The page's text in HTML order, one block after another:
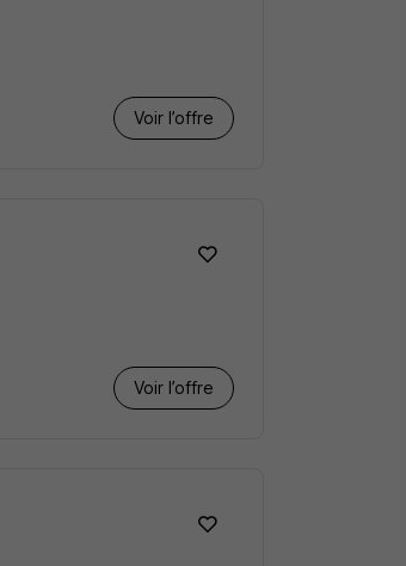
Voir l’offre
Voir l’offre